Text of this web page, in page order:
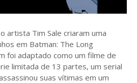
artista Tim Sale criaram uma
em Batman: The Long
foi adaptado como um filme de
limitada de 13 partes, um serial
suas vítimas em um